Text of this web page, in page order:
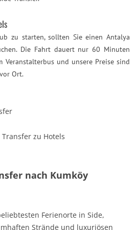
zu starten, sollten Sie einen Antalya
Die Fahrt dauert nur 60 Minuten
und unsere Preise sind
Ort.
nach Kumköy
Ferienorte in Side,
Strände und luxuriösen